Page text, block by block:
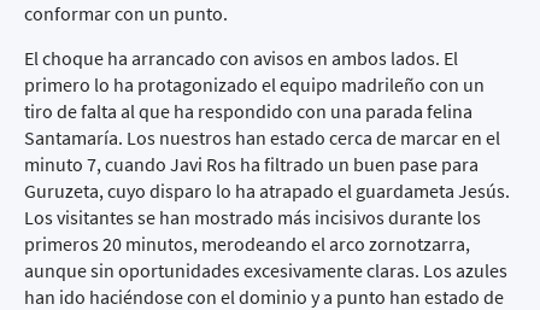
conformar con un punto.
El choque ha arrancado con avisos en ambos lados. El
primero lo ha protagonizado el equipo madrileño con un
tiro de falta al que ha respondido con una parada felina
Santamaría. Los nuestros han estado cerca de marcar en el
minuto 7, cuando Javi Ros ha filtrado un buen pase para
Guruzeta, cuyo disparo lo ha atrapado el guardameta Jesús.
Los visitantes se han mostrado más incisivos durante los
primeros 20 minutos, merodeando el arco zornotzarra,
aunque sin oportunidades excesivamente claras. Los azules
han ido haciéndose con el dominio y a punto han estado de